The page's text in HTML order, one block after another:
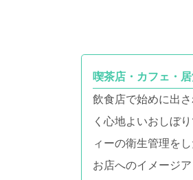
喫茶店・カフェ・
飲食店で始めに出
く心地よいおしぼ
ィーの衛生管理を
お店へのイメージ